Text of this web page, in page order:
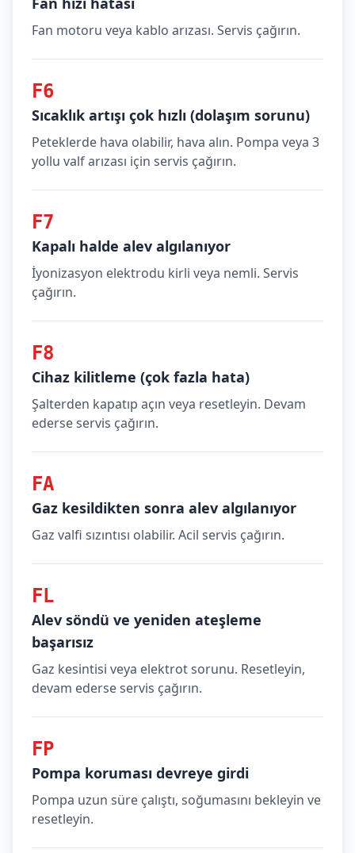
Fan motoru veya kablo arızası. Servis çağırın.
F6
Sıcaklık artışı çok hızlı (dolaşım sorunu)
Peteklerde hava olabilir, hava alın. Pompa veya 3
yollu valf arızası için servis çağırın.
F7
Kapalı halde alev algılanıyor
İyonizasyon elektrodu kirli veya nemli. Servis
çağırın.
F8
Cihaz kilitleme (çok fazla hata)
Şalterden kapatıp açın veya resetleyin. Devam
ederse servis çağırın.
FA
Gaz kesildikten sonra alev algılanıyor
Gaz valfi sızıntısı olabilir. Acil servis çağırın.
FL
Alev söndü ve yeniden ateşleme
başarısız
Gaz kesintisi veya elektrot sorunu. Resetleyin,
devam ederse servis çağırın.
FP
Pompa koruması devreye girdi
Pompa uzun süre çalıştı, soğumasını bekleyin ve
resetleyin.